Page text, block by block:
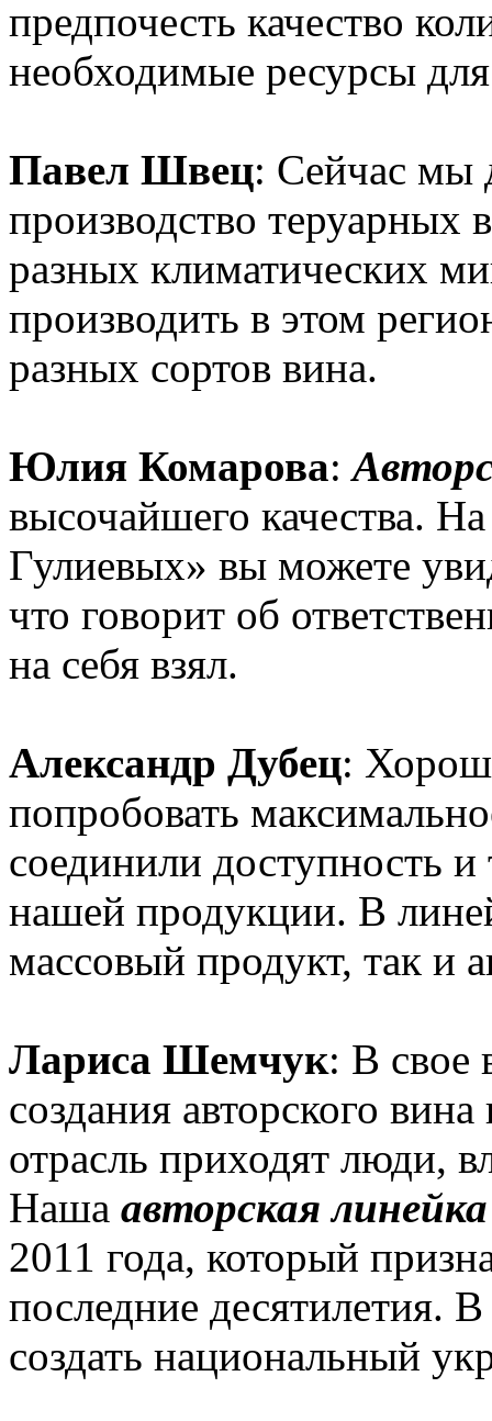
предпочесть качество
необходимые ресурсы
Павел Швец: Сейчас мы
производство
разных климатических
производить в этом
разных сортов вина.
Юлия Комарова:
высочайшего качества.
Гулиевых» вы можете
что говорит об
на себя взял.
Александр Дубец:
попробовать
соединили доступность и
нашей продукции. В
массовый продукт, так и
Лариса Шемчук: В свое
создания авторского
отрасль приходят люди,
Наша авторская
2011 года, который
последние десятилетия.
создать национальный